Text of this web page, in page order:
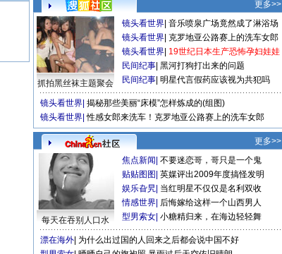
更多>>
抓拍黑丝袜主题聚会
镜头看世界 音乐喷泉广场竟然成了淋浴场
镜头看世界 克罗地亚公路赛上的洗车女郎
镜头看世界 19世纪日本生产恐怖孕妇娃娃
民间纪事 黑河打狗打出来的问题
民间纪事 明星代言假药应该视为共犯吗
镜头看世界 揭秘那些美丽“床模”怎样炼成的(组图)
镜头看世界 性感女郎来洗车！克罗地亚公路赛上的洗车女郎
更多>>
每天在吞别人口水
焦点新闻 不要迷恋哥，哥只是一个鬼
贴贴图图 英媒评出2009年度搞怪发明
娱乐旮旯 当红明星不仅仅是名利双收
情感世界 后悔嫁给这样一个山西男人
型男索女 小糖精归来，在海边轻轻舞
漂在海外 为什么出过国的人回来之后都会说中国不好